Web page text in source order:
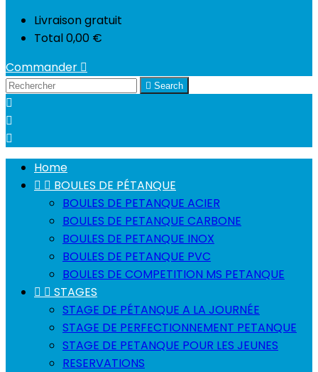
Livraisongratuit
Total0,00 €
Commander 
 Search



Home
  BOULES DE PÉTANQUE
BOULES DE PETANQUE ACIER
BOULES DE PETANQUE CARBONE
BOULES DE PETANQUE INOX
BOULES DE PETANQUE PVC
BOULES DE COMPETITION MS PETANQUE
  STAGES
STAGE DE PÉTANQUE A LA JOURNÉE
STAGE DE PERFECTIONNEMENT PETANQUE
STAGE DE PETANQUE POUR LES JEUNES
RESERVATIONS